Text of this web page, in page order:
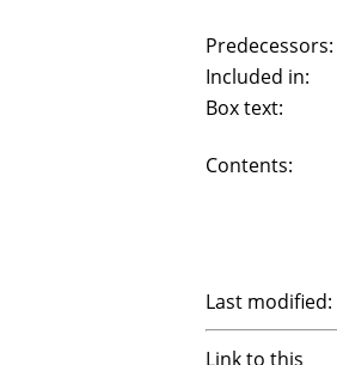
Predecessors:
Included in:
Box text:
Contents:
Last modified:
Link to this